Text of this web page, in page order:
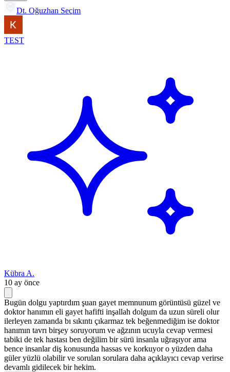
Dt. Oğuzhan Seçim
TEST
Kübra A.
10 ay önce
Bugün dolgu yaptırdım şuan gayet memnunum görüntüsü güzel ve
doktor hanımın eli gayet hafifti inşallah dolgum da uzun süreli olur
ilerleyen zamanda bı sıkıntı çıkarmaz tek beğenmediğim ise doktor
hanımın tavrı birşey soruyorum ve ağzının ucuyla cevap vermesi
tabiki de tek hastası ben değilim bir sürü insanla uğraşıyor ama
bence insanlar diş konusunda hassas ve korkuyor o yüzden daha
güler yüzlü olabilir ve sorulan sorulara daha açıklayıcı cevap verirse
devamlı gidilecek bir hekim.